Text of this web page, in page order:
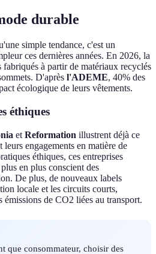
durable
simple tendance, c'est un
ces dernières années. En 2026, la
fabriqués à partir de matériaux recyclés
D'après l'ADEME, 40% des
écologique de leurs vêtements.
éthiques
et Reformation illustrent déjà ce
engagements en matière de
éthiques, ces entreprises
en plus conscient des
De plus, de nouveaux labels
locale et les circuits courts,
de CO2 liées au transport.
que consommateur, choisir des